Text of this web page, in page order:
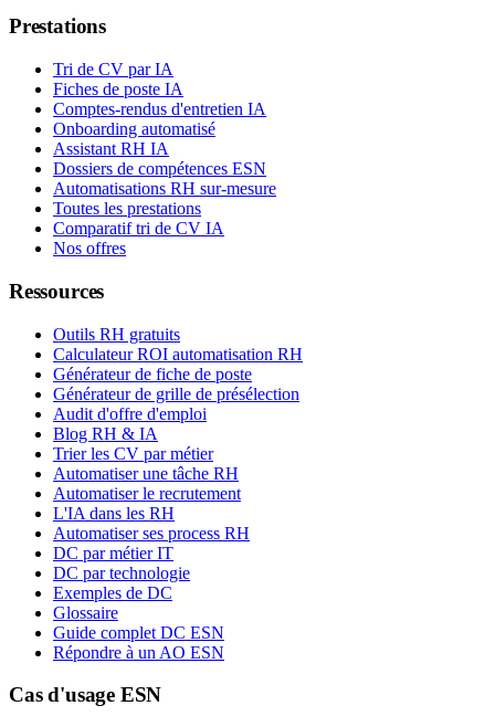
Prestations
Tri de CV par IA
Fiches de poste IA
Comptes-rendus d'entretien IA
Onboarding automatisé
Assistant RH IA
Dossiers de compétences ESN
Automatisations RH sur-mesure
Toutes les prestations
Comparatif tri de CV IA
Nos offres
Ressources
Outils RH gratuits
Calculateur ROI automatisation RH
Générateur de fiche de poste
Générateur de grille de présélection
Audit d'offre d'emploi
Blog RH & IA
Trier les CV par métier
Automatiser une tâche RH
Automatiser le recrutement
L'IA dans les RH
Automatiser ses process RH
DC par métier IT
DC par technologie
Exemples de DC
Glossaire
Guide complet DC ESN
Répondre à un AO ESN
Cas d'usage ESN